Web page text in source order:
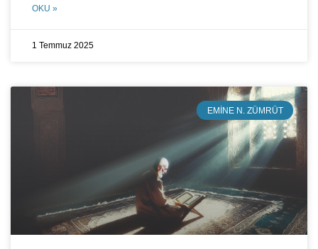
OKU »
1 Temmuz 2025
EMINE N. ZÜMRÜT